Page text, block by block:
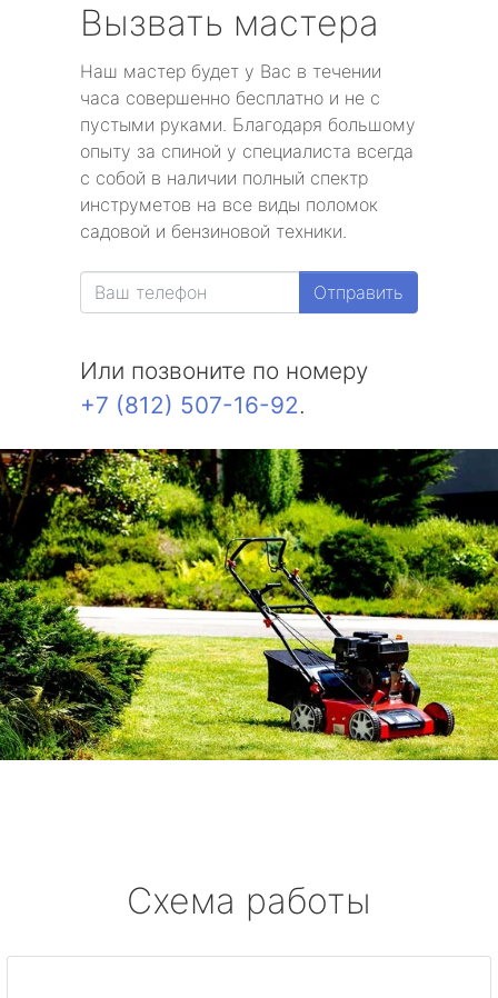
Вызвать мастера
Наш мастер будет у Вас в течении
часа совершенно бесплатно и не с
пустыми руками. Благодаря большому
опыту за спиной у специалиста всегда
с собой в наличии полный спектр
инструметов на все виды поломок
садовой и бензиновой техники.
Отправить
Или позвоните по номеру
+7 (812) 507-16-92.
Схема работы